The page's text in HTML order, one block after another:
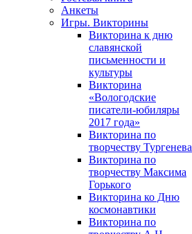
Анкеты
Игры. Викторины
Викторина к дню
славянской
письменности и
культуры
Викторина
«Вологодские
писатели-юбиляры
2017 года»
Викторина по
творчеству Тургенева
Викторина по
творчеству Максима
Горького
Викторина ко Дню
космонавтики
Викторина по